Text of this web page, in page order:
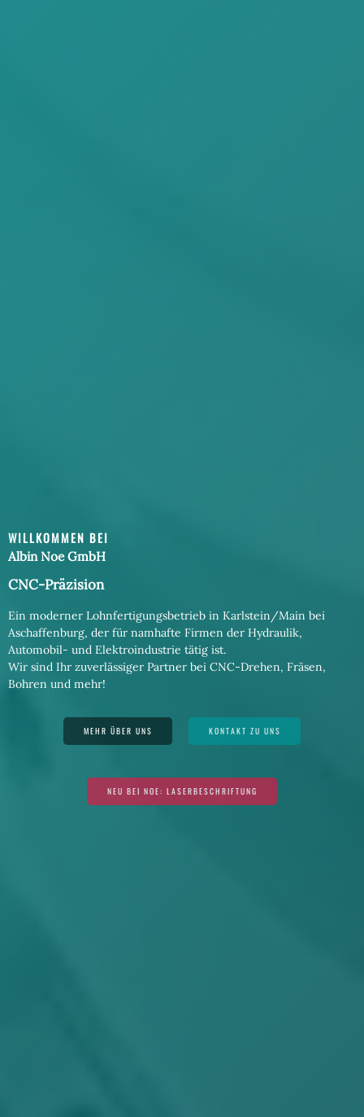
WILLKOMMEN BEI
Albin Noe GmbH
CNC-Präzision
Ein moderner Lohnfertigungsbetrieb in Karlstein/Main bei
Aschaffenburg, der für namhafte Firmen der Hydraulik,
Automobil- und Elektroindustrie tätig ist.
Wir sind Ihr zuverlässiger Partner bei CNC-Drehen, Fräsen,
Bohren und mehr!
MEHR ÜBER UNS KONTAKT ZU UNS
NEU BEI NOE: LASERBESCHRIFTUNG